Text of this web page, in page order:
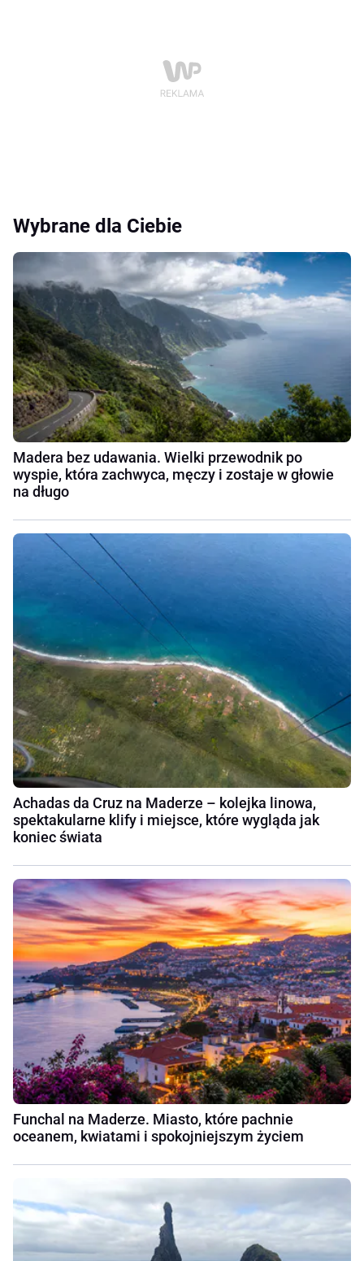
Wybrane dla Ciebie
Madera bez udawania. Wielki przewodnik po
wyspie, która zachwyca, męczy i zostaje w głowie
na długo
Achadas da Cruz na Maderze – kolejka linowa,
spektakularne klify i miejsce, które wygląda jak
koniec świata
Funchal na Maderze. Miasto, które pachnie
oceanem, kwiatami i spokojniejszym życiem